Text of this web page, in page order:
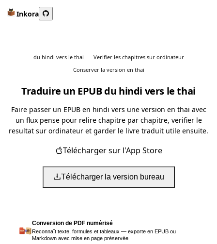
Inkora
du hindi vers le thai
Verifier les chapitres sur ordinateur
Conserver la version en thai
Traduire un EPUB du hindi vers le thai
Faire passer un EPUB en hindi vers une version en thai avec
un flux pense pour relire chapitre par chapitre, verifier le
resultat sur ordinateur et garder le livre traduit utile ensuite.
Télécharger sur l'App Store
Télécharger la version bureau
Conversion de PDF numérisé
Reconnaît texte, formules et tableaux — exporte en EPUB ou
Markdown avec mise en page préservée